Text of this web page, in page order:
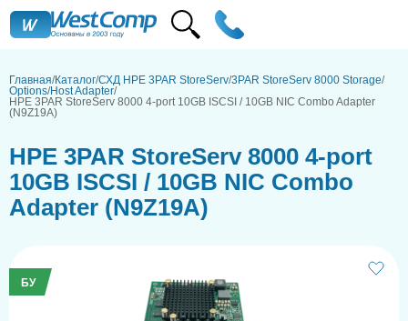
Главная Каталог СХД HPE 3PAR StoreServ 3PAR StoreServ 8000 Storage
Options Host Adapter
HPE 3PAR StoreServ 8000 4-port 10GB ISCSI / 10GB NIC Combo Adapter
(N9Z19A)
HPE 3PAR StoreServ 8000 4-port
10GB ISCSI / 10GB NIC Combo
Adapter (N9Z19A)
БУ